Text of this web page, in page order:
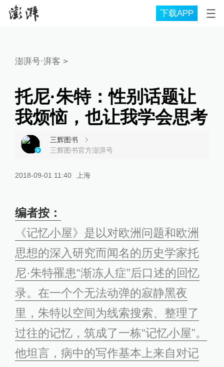
下载APP
澎湃号·湃客 >
托尼·朱特：性别话题让
我烦恼，也让我学会思考
三辉图书
三辉图书官方澎湃号
2018-09-01 11:40 上海
编者按：
《记忆小屋》是以对欧洲问题和欧洲
思想的深入研究而闻名的历史学家托
尼·朱特罹患“渐冻人症”后口述的回忆
录。在一个个无法动弹的寂静黑夜
里，朱特以空间为线索搜索、整理了
过往的记忆，筑成了一栋“记忆小屋”。
他坦言，病中的写作基本上来自对记